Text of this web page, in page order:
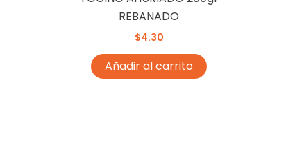
REBANADO
$4.30
Añadir al carrito